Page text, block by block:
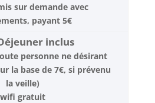
sur demande avec
payant 5€
inclus
personne ne désirant
la base de 7€, si prévenu
la veille)
wifi gratuit